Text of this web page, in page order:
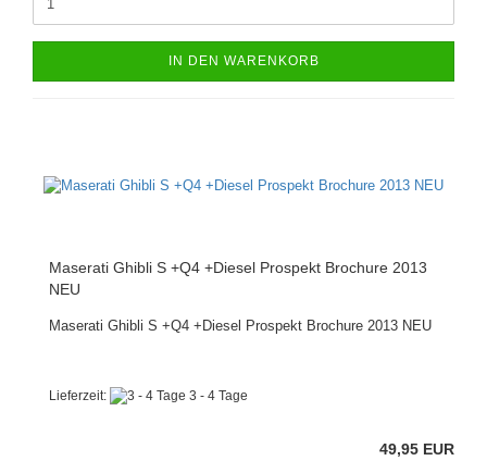
IN DEN WARENKORB
Maserati Ghibli S +Q4 +Diesel Prospekt Brochure 2013
NEU
Maserati Ghibli S +Q4 +Diesel Prospekt Brochure 2013 NEU
Lieferzeit: 3 - 4 Tage
49,95 EUR